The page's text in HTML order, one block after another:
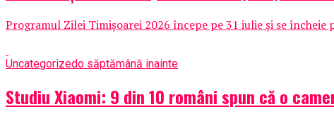
Programul Zilei Timișoarei 2026 începe pe 31 iulie și se
Uncategorizedo săptămână inainte
Studiu Xiaomi: 9 din 10 români spun că o